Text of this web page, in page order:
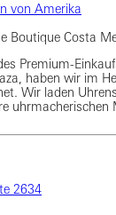
von Amerika
Boutique Costa
Premium-
haben wir im
Wir laden
uhrmacherischen
2634